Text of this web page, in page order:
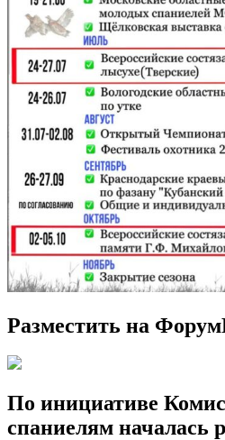
Разместить на
По инициативе
спаниелям началась